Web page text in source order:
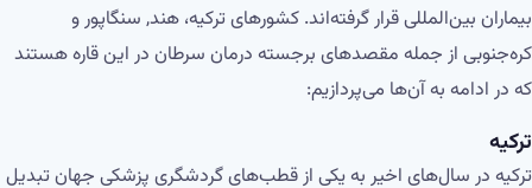
بیماران بین‌المللی قرار گرفته‌اند. کشورهای ترکیه، هند, سنگاپور و
کره‌جنوبی از جمله مقصدهای برجسته درمان سرطان در این قاره هستند
که در ادامه به آن‌ها می‌پردازیم:
ترکیه
ترکیه در سال‌های اخیر به یکی از قطب‌های گردشگری پزشکی جهان تبدیل